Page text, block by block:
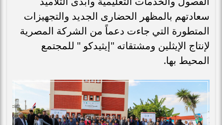
سعادتهم بالمظهر الحضارى الجديد والتجهيزات
المتطورة التي جاءت دعماً من الشركة المصرية
لإنتاج الإيثلين ومشتقاته "إيثيدكو " للمجتمع
المحيط بها.